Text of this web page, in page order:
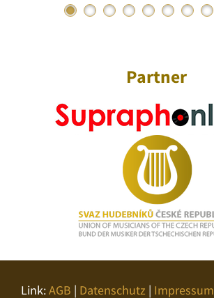
Partner
Link:AGB | Datenschutz | Impressum